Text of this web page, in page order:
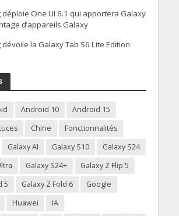
One UI 6.1 qui apportera Galaxy
d’appareils Galaxy
la Galaxy Tab S6 Lite Edition
Android 10
Android 15
Chine
Fonctionnalités
Galaxy AI Galaxy S10
Galaxy S24
Galaxy S24+
Galaxy Z Flip 5
5
Galaxy Z Fold 6
Google
Huawei
IA